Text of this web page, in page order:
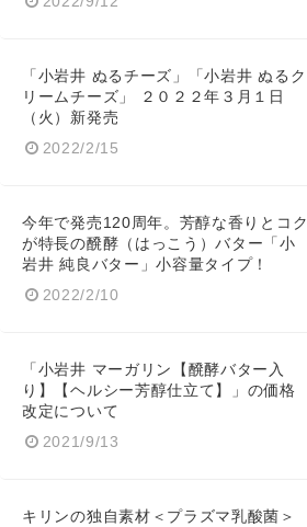
「小岩井 ぬるチーズ」「小岩井 ぬるク
リームチーズ」 ２０２２年３月１日
（火）新発売
2022/2/15
今年で発売120周年。芳醇な香りとコク
が特長の醗酵（はっこう）バター「小
岩井 純良バター」小容量タイプ！
2022/2/10
「小岩井 マーガリン【醗酵バター入
り】【ヘルシー芳醇仕立て】」の価格
改定について
2021/9/13
キリンの独自素材＜プラズマ乳酸菌＞